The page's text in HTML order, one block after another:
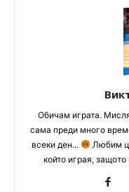
Обичам играта.
сама преди много
всеки ден...
Любим
който играя,